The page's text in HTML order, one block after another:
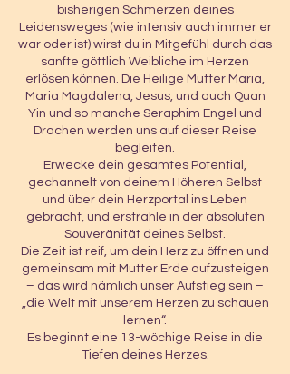
bisherigen Schmerzen deines
Leidensweges (wie intensiv auch immer er
war oder ist) wirst du in Mitgefühl durch das
sanfte göttlich Weibliche im Herzen
erlösen können. Die Heilige Mutter Maria,
Maria Magdalena, Jesus, und auch Quan
Yin und so manche Seraphim Engel und
Drachen werden uns auf dieser Reise
begleiten.
Erwecke dein gesamtes Potential,
gechannelt von deinem Höheren Selbst
und über dein Herzportal ins Leben
gebracht, und erstrahle in der absoluten
Souveränität deines Selbst.
Die Zeit ist reif, um dein Herz zu öffnen und
gemeinsam mit Mutter Erde aufzusteigen
– das wird nämlich unser Aufstieg sein –
„die Welt mit unserem Herzen zu schauen
lernen“.
Es beginnt eine 13-wöchige Reise in die
Tiefen deines Herzes.